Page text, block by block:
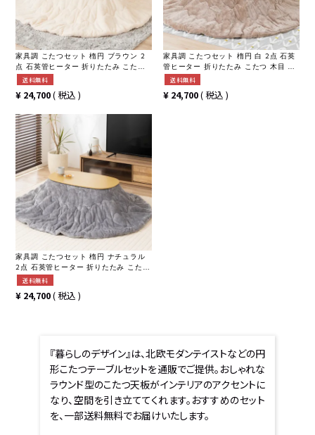
家具調 こたつセット 楕円 ブラウン 2
点 石英管ヒーター 折りたたみ こたつ
木目 ローテーブル リビングこたつ お
しゃれ 可愛い (幅90cm こたつテーブ
ル×1 こたつ布団×1)
送料無料
¥ 24,700 税込
家具調 こたつセット 楕円 白 2点 石英
管ヒーター 折りたたみ こたつ 木目 ロ
ーテーブル リビングこたつ おしゃれ
可愛い (幅90cm こたつテーブル×1 こ
たつ布団×1)
送料無料
¥ 24,700 税込
家具調 こたつセット 楕円 ナチュラル
2点 石英管ヒーター 折りたたみ こたつ
木目 ローテーブル リビングこたつ お
しゃれ 可愛い (幅90cm こたつテーブ
ル×1 こたつ布団×1)
送料無料
¥ 24,700 税込
『暮らしのデザイン』は、北欧モダンテイストなどの円
形こたつテーブルセットを通販でご提供。おしゃれな
ラウンド型のこたつ天板がインテリアのアクセントに
なり、空間を引き立ててくれます。おすすめのセット
を、一部送料無料でお届けいたします。